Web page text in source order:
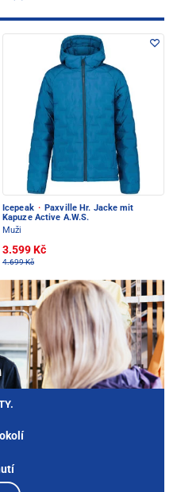
Icepeak · Paxville Hr. Jacke mit
Kapuze Active A.W.S.
Muži
3.599 Kč
4.699 Kč